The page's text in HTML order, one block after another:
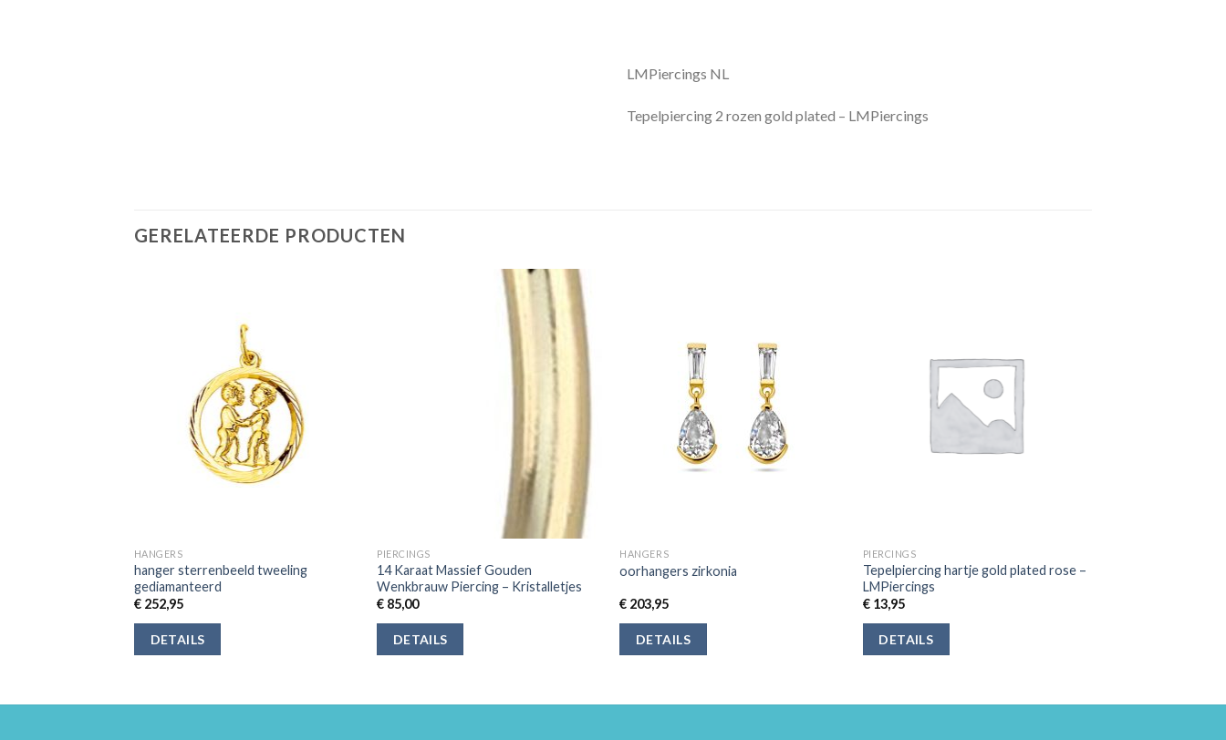
LMPiercings NL
Tepelpiercing 2 rozen gold plated – LMPiercings
GERELATEERDE PRODUCTEN
HANGERS
hanger sterrenbeeld tweeling
gediamanteerd
€252,95
DETAILS
PIERCINGS
14 Karaat Massief Gouden
Wenkbrauw Piercing – Kristalletjes
€ 85,00
DETAILS
HANGERS
oorhangers zirkonia
€ 203,95
DETAILS
PIERCINGS
Tepelpiercing hartje gold plated rose –
LMPiercings
€13,95
DETAILS